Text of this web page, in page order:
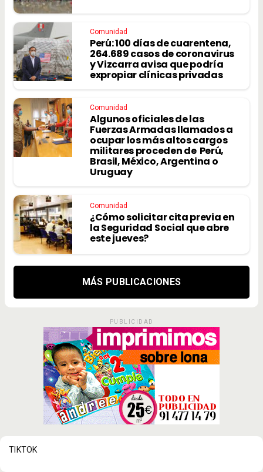
Comunidad
Perú: 100 días de cuarentena,
264.689 casos de coronavirus
y Vizcarra avisa que podría
expropiar clínicas privadas
Comunidad
Algunos oficiales de las
Fuerzas Armadas llamados a
ocupar los más altos cargos
militares proceden de Perú,
Brasil, México, Argentina o
Uruguay
Comunidad
¿Cómo solicitar cita previa en
la Seguridad Social que abre
este jueves?
MÁS PUBLICACIONES
PUBLICIDAD
TIKTOK